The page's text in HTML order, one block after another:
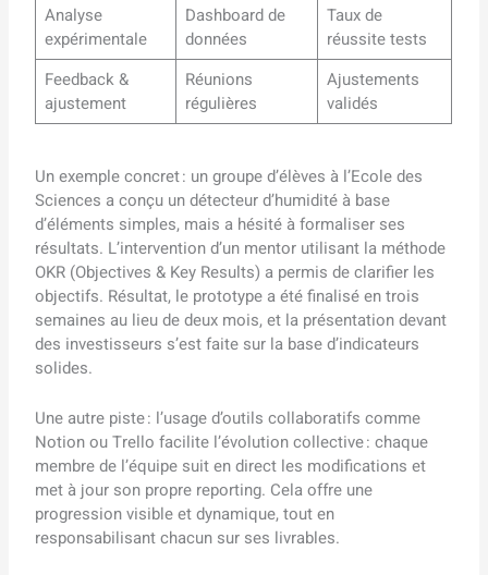
Analyse
expérimentale
Dashboard de
données
Taux de
réussite tests
Feedback &
ajustement
Réunions
régulières
Ajustements
validés
Un exemple concret : un groupe d’élèves à l’Ecole des
Sciences a conçu un détecteur d’humidité à base
d’éléments simples, mais a hésité à formaliser ses
résultats. L’intervention d’un mentor utilisant la méthode
OKR (Objectives & Key Results) a permis de clarifier les
objectifs. Résultat, le prototype a été finalisé en trois
semaines au lieu de deux mois, et la présentation devant
des investisseurs s’est faite sur la base d’indicateurs
solides.
Une autre piste : l’usage d’outils collaboratifs comme
Notion ou Trello facilite l’évolution collective : chaque
membre de l’équipe suit en direct les modifications et
met à jour son propre reporting. Cela offre une
progression visible et dynamique, tout en
responsabilisant chacun sur ses livrables.